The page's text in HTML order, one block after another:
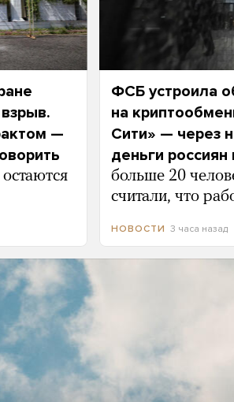
—
ФСБ устроила
на
Сити» — через
деньги россиян
больше 20
считали, что
НОВОСТИ 3 часа назад